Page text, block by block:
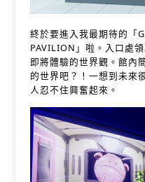
終於要進入我最期待的「
PAVILION」啦。入口處
即將體驗的世界觀。館內
的世界吧？！一想到未來
人忍不住興奮起來。